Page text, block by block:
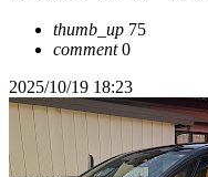
thumb_up 75
comment0
2025/10/19 18:23